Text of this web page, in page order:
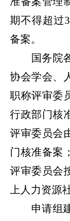
期不得超过
备案。
国务院
协会学会、
职称评审委
行政部门核
评审委员会
门核准备案
评审委员会
上人力资源
申请组